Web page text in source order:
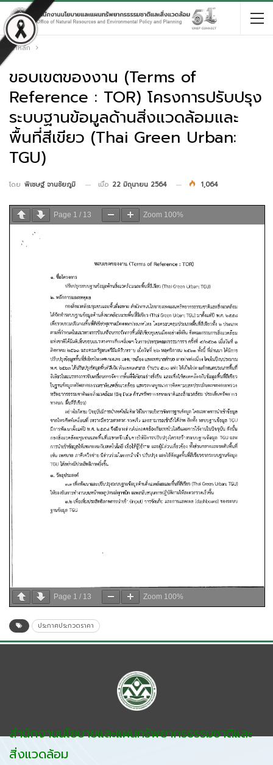
หน้าหลัก
ขอบเขตของงาน (Terms of
Reference : TOR) โครงการปรับปรุง
ระบบฐานข้อมูลด้านสิ่งแวดล้อมและ
พื้นที่สีเขียว (Thai Green Urban:
TGU)
โดย พิเชษฐ์ จานชัยภูมิ เมื่อ 22 มิถุนายน 2564 1,064
Page 1 / 13 Zoom 100%
Page 1 / 13 Zoom 100%
ประกาศประกวดราคา
สำนักงานนโยบายและแผนทรัพยากรธรรมชาติและ
สิ่งแวดล้อม